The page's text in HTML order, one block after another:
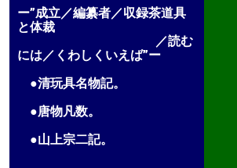
ー”成立／編纂者／収録茶道具
と体裁
／読む
には／くわしくいえば”ー
●清玩具名物記。
●唐物凡数。
●山上宗二記。